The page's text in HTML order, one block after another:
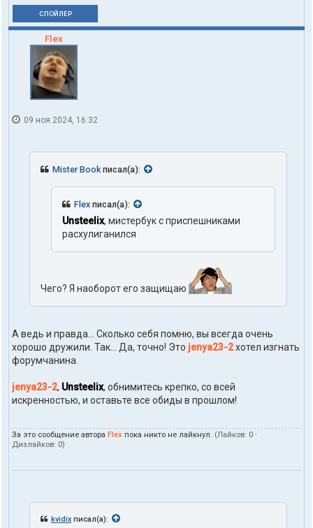
СПОЙЛЕР
Flex
09 ноя 2024, 16:32
Mister Book писал(а):
Flex писал(а):
Unsteelix, мистербук с приспешниками
расхулиганился
Чего? Я наоборот его защищаю
А ведь и правда... Сколько себя помню, вы всегда очень
хорошо дружили. Так... Да, точно! Это jenya23-2хотел изгнать
форумчанина.
jenya23-2, Unsteelix, обнимитесь крепко, со всей
искренностью, и оставьте все обиды в прошлом!
За это сообщение автора Flex пока никто не лайкнул. (Лайков: 0 ·
Дизлайков: 0)
kvidix писал(а):